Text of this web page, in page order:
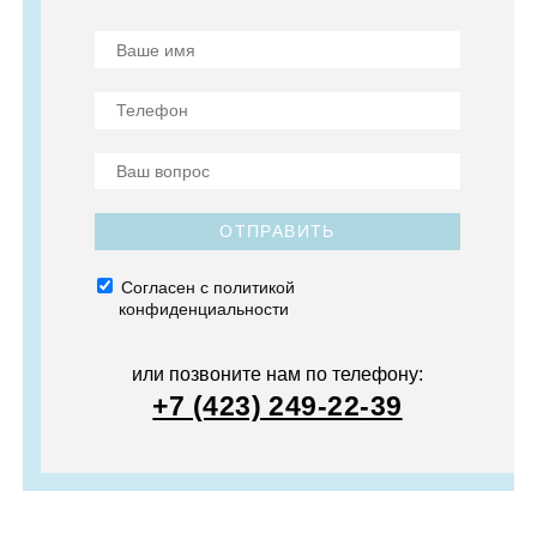
ОТПРАВИТЬ
Согласен с политикой
конфиденциальности
или позвоните нам по телефону:
+7 (423) 249-22-39